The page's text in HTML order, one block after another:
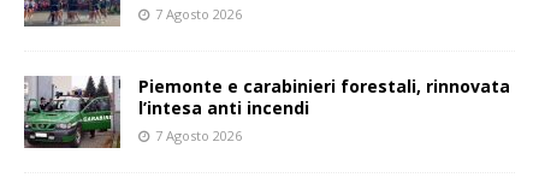
7 Agosto 2026
Piemonte e carabinieri forestali, rinnovata
l’intesa anti incendi
7 Agosto 2026